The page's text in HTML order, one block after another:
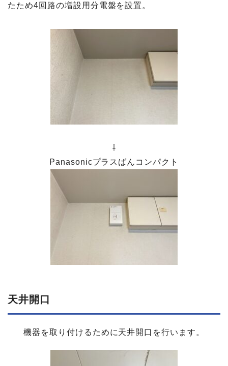
たため4回路の増設用分電盤を設置。
⇩
Panasonicプラスばんコンパクト
天井開口
機器を取り付けるために天井開口を行います。